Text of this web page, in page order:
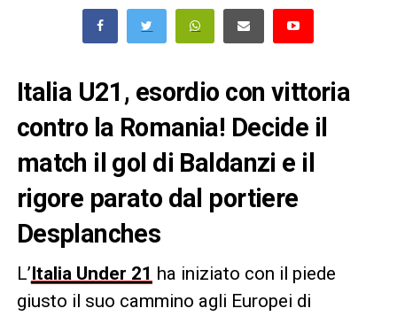
Italia U21, esordio con vittoria
contro la Romania! Decide il
match il gol di Baldanzi e il
rigore parato dal portiere
Desplanches
L’Italia Under 21 ha iniziato con il piede
giusto il suo cammino agli Europei di